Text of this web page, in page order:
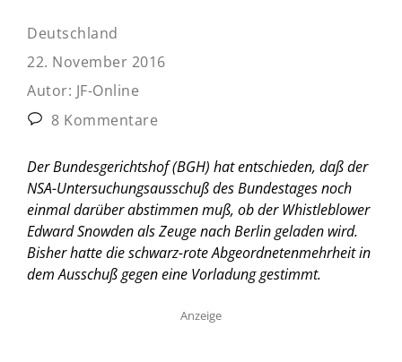
Deutschland
22. November 2016
Autor: JF-Online
8 Kommentare
Der Bundesgerichtshof (BGH) hat entschieden, daß der
NSA-Untersuchungsausschuß des Bundestages noch
einmal darüber abstimmen muß, ob der Whistleblower
Edward Snowden als Zeuge nach Berlin geladen wird.
Bisher hatte die schwarz-rote Abgeordnetenmehrheit in
dem Ausschuß gegen eine Vorladung gestimmt.
Anzeige